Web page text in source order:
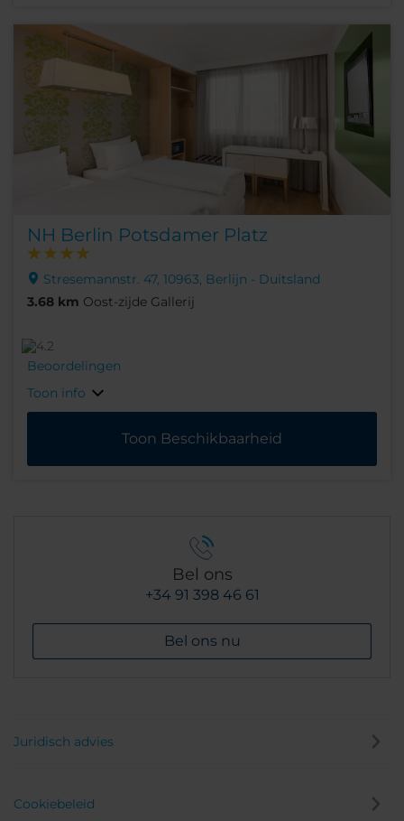
NH Berlin Potsdamer Platz
Stresemannstr. 47, 10963, Berlijn - Duitsland
3.68 km Oost-zijde Gallerij
Beoordelingen
Toon info
Toon Beschikbaarheid
Bel ons
+34 91 398 46 61
Bel ons nu
Juridisch advies
Cookiebeleid